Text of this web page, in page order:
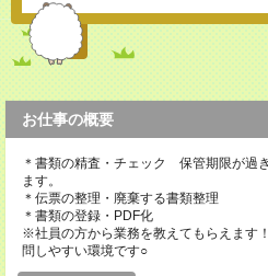
お仕事の概要
＊書類の精査・チェック 保管期限が過
ます。
＊伝票の整理・廃棄する書類整理
＊書類の登録・PDF化
※社員の方から業務を教えてもらえま
問しやすい環境です○